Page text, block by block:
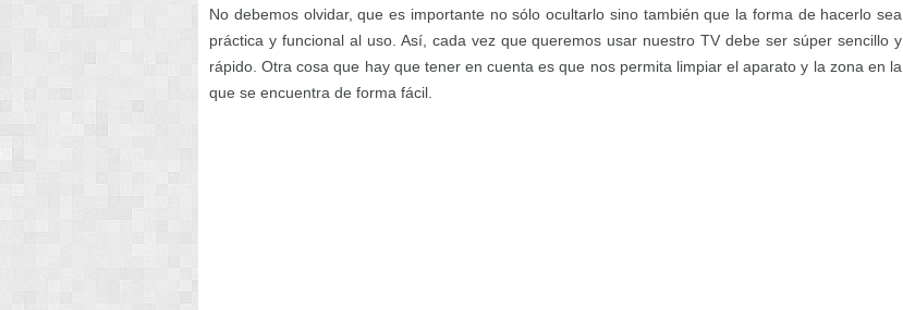
No debemos olvidar, que es importante no sólo ocultarlo sino también que la forma de hacerlo sea
práctica y funcional al uso. Así, cada vez que queremos usar nuestro TV debe ser súper sencillo y
rápido. Otra cosa que hay que tener en cuenta es que nos permita limpiar el aparato y la zona en la
que se encuentra de forma fácil.